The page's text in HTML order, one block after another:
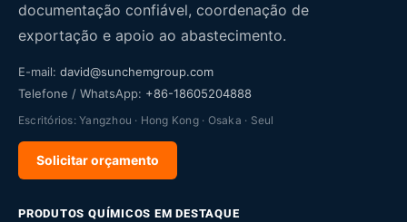
documentação confiável, coordenação de
exportação e apoio ao abastecimento.
E-mail: david@sunchemgroup.com
Telefone / WhatsApp: +86-18605204888
Escritórios: Yangzhou · Hong Kong · Osaka · Seul
Solicitar orçamento
PRODUTOS QUÍMICOS EM DESTAQUE